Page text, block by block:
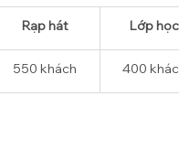
Rạp hát Lớp học
550 khách 400